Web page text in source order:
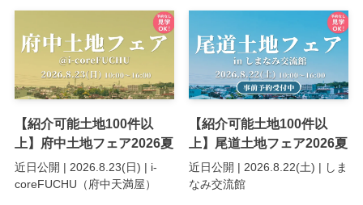
【紹介可能土地100件以
上】府中土地フェア2026夏
近日公開 | 2026.8.23(日) | i-
coreFUCHU（府中天満屋）
【紹介可能土地100件以
上】尾道土地フェア2026夏
近日公開 | 2026.8.22(土) | しま
なみ交流館